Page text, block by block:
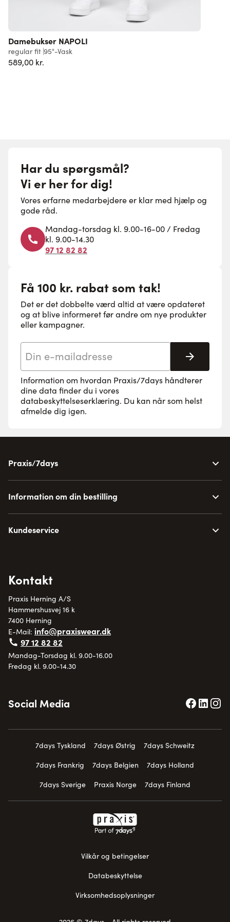
Damebukser NAPOLI
regular fit 95°-Vask
589,00 kr.
Har du spørgsmål?
Vi er her for dig!
Vores erfarne medarbejdere er klar med hjælp og
gode råd.
Mandag-torsdag kl. 9.00-16-00 / Fredag
kl. 9.00-14.30
97 12 82 82
Få 100 kr. rabat som tak!
Det er det dobbelte værd altid at være opdateret
og at blive informeret før andre om nye produkter
eller kampagner.
Tilmeld
Information om hvordan Praxis/7days håndterer
dine data finder du i vores
databeskyttelseserklæring. Du kan når som helst
afmelde dig igen.
Praxis/7days
Information om din bestilling
Kundeservice
Kontakt
Praxis Herning A/S
Hammershusvej 16 k
7400 Herning
E-Mail: info@praxiswear.dk
97 12 82 82
Mandag-Torsdag kl. 9.00-16.00
Fredag kl. 9.00-14.30
Social Media
7days Tyskland 7days Østrig
7days Schweitz
7days Frankrig
7days Belgien
7days Holland
7days Sverige
Praxis Norge 7days Finland
Vilkår og betingelser
Databeskyttelse
Virksomhedsoplysninger